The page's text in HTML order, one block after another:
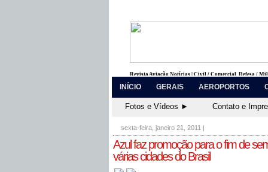
Revista Aviação Notícias | Civil / Comercial, Defesa /
INÍCIO GERAIS AEROPORTOS
Fotos e Vídeos ► Contato e
sexta-feira, janeiro 21, 2011 |
Azul faz promoção para o fim de
várias cidades do Brasil